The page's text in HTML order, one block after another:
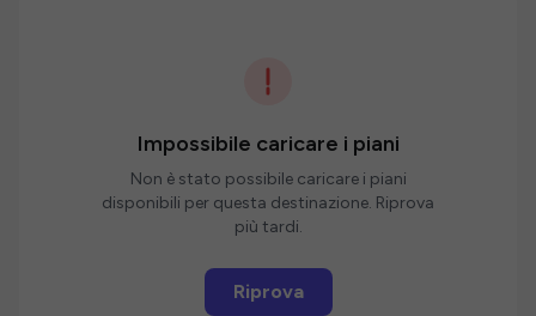
Impossibile caricare i piani
Non è stato possibile caricare i piani
disponibili per questa destinazione. Riprova
più tardi.
Riprova